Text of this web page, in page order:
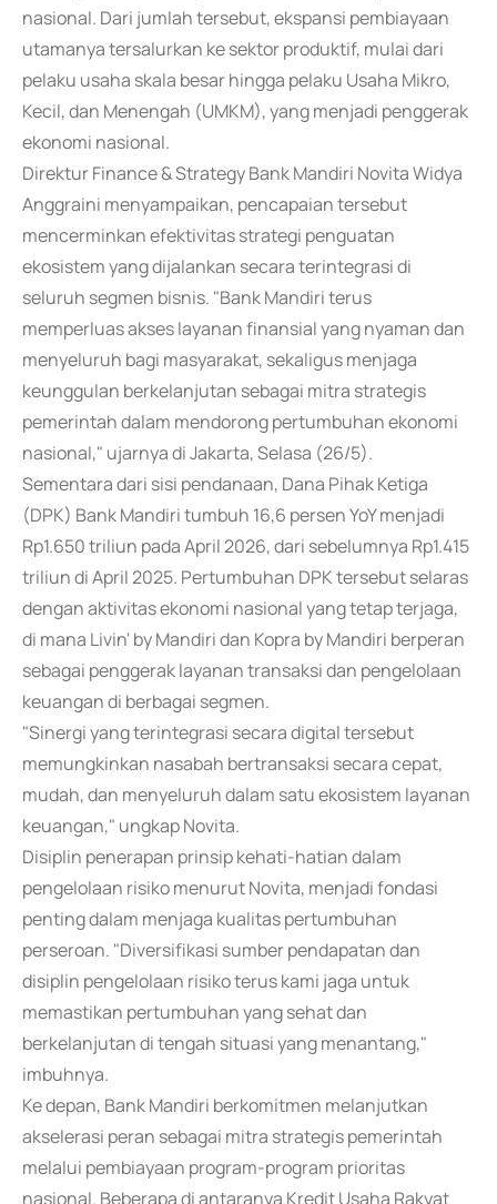
nasional. Dari jumlah tersebut, ekspansi pembiayaan
utamanya tersalurkan ke sektor produktif, mulai dari
pelaku usaha skala besar hingga pelaku Usaha Mikro,
Kecil, dan Menengah (UMKM), yang menjadi penggerak
ekonomi nasional.
Direktur Finance & Strategy Bank Mandiri Novita Widya
Anggraini menyampaikan, pencapaian tersebut
mencerminkan efektivitas strategi penguatan
ekosistem yang dijalankan secara terintegrasi di
seluruh segmen bisnis. "Bank Mandiri terus
memperluas akses layanan finansial yang nyaman dan
menyeluruh bagi masyarakat, sekaligus menjaga
keunggulan berkelanjutan sebagai mitra strategis
pemerintah dalam mendorong pertumbuhan ekonomi
nasional," ujarnya di Jakarta, Selasa (26/5).
Sementara dari sisi pendanaan, Dana Pihak Ketiga
(DPK) Bank Mandiri tumbuh 16,6 persen YoY menjadi
Rp1.650 triliun pada April 2026, dari sebelumnya Rp1.415
triliun di April 2025. Pertumbuhan DPK tersebut selaras
dengan aktivitas ekonomi nasional yang tetap terjaga,
di mana Livin' by Mandiri dan Kopra by Mandiri berperan
sebagai penggerak layanan transaksi dan pengelolaan
keuangan di berbagai segmen.
"Sinergi yang terintegrasi secara digital tersebut
memungkinkan nasabah bertransaksi secara cepat,
mudah, dan menyeluruh dalam satu ekosistem layanan
keuangan," ungkap Novita.
Disiplin penerapan prinsip kehati-hatian dalam
pengelolaan risiko menurut Novita, menjadi fondasi
penting dalam menjaga kualitas pertumbuhan
perseroan. "Diversifikasi sumber pendapatan dan
disiplin pengelolaan risiko terus kami jaga untuk
memastikan pertumbuhan yang sehat dan
berkelanjutan di tengah situasi yang menantang,"
imbuhnya.
Ke depan, Bank Mandiri berkomitmen melanjutkan
akselerasi peran sebagai mitra strategis pemerintah
melalui pembiayaan program-program prioritas
nasional. Beberapa di antaranya Kredit Usaha Rakyat